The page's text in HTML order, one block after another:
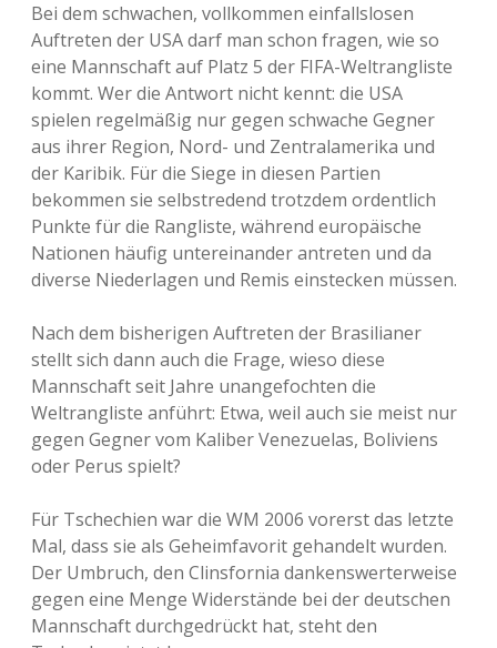
Bei dem schwachen, vollkommen einfallslosen
Auftreten der USA darf man schon fragen, wie so
eine Mannschaft auf Platz 5 der FIFA-Weltrangliste
kommt. Wer die Antwort nicht kennt: die USA
spielen regelmäßig nur gegen schwache Gegner
aus ihrer Region, Nord- und Zentralamerika und
der Karibik. Für die Siege in diesen Partien
bekommen sie selbstredend trotzdem ordentlich
Punkte für die Rangliste, während europäische
Nationen häufig untereinander antreten und da
diverse Niederlagen und Remis einstecken müssen.
Nach dem bisherigen Auftreten der Brasilianer
stellt sich dann auch die Frage, wieso diese
Mannschaft seit Jahre unangefochten die
Weltrangliste anführt: Etwa, weil auch sie meist nur
gegen Gegner vom Kaliber Venezuelas, Boliviens
oder Perus spielt?
Für Tschechien war die WM 2006 vorerst das letzte
Mal, dass sie als Geheimfavorit gehandelt wurden.
Der Umbruch, den Clinsfornia dankenswerterweise
gegen eine Menge Widerstände bei der deutschen
Mannschaft durchgedrückt hat, steht den